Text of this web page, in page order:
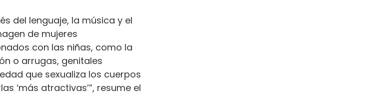
del lenguaje, la música y el
de mujeres
con las niñas, como la
o arrugas, genitales
que sexualiza los cuerpos
‘más atractivas’”, resume el